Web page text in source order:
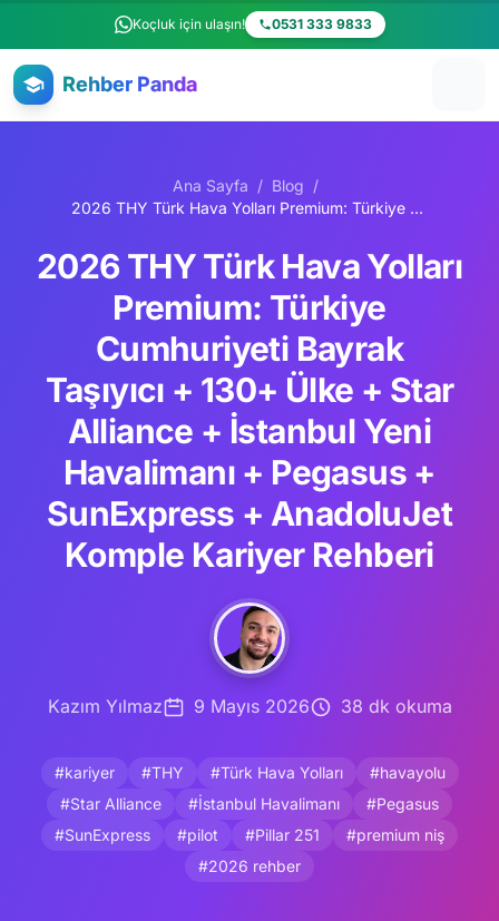
Ana içeriğe atlaKoçluk için ulaşın! 0531 333 9833
Rehber Panda
Ana Sayfa / Blog /
2026 THY Türk Hava Yolları Premium: Türkiye Cumhuriyeti Bayrak Taşıyıcı + 130+ Ülke + Star Alliance + İstanbul Yeni Havalimanı + Pegasus + SunExpress + AnadoluJet Komple Kariyer Rehberi
2026 THY Türk Hava Yolları
Premium: Türkiye
Cumhuriyeti Bayrak
Taşıyıcı + 130+ Ülke + Star
Alliance + İstanbul Yeni
Havalimanı + Pegasus +
SunExpress + AnadoluJet
Komple Kariyer Rehberi
Kazım Yılmaz 9 Mayıs 2026 38 dk okuma
#kariyer #THY #Türk Hava Yolları
#havayolu
#Star Alliance
#İstanbul Havalimanı
#Pegasus
#SunExpress
#pilot #Pillar 251
#premium niş
#2026 rehber